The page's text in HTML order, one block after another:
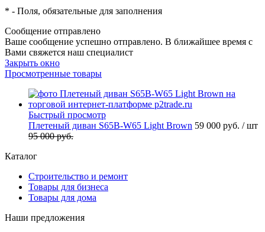
* - Поля, обязательные для заполнения
Сообщение отправлено
Ваше сообщение успешно отправлено. В ближайшее время с
Вами свяжется наш специалист
Закрыть окно
Просмотренные товары
Быстрый просмотр
Плетеный диван S65B-W65 Light Brown 59 000 руб. / шт
95 000 руб.
Каталог
Строительство и ремонт
Товары для бизнеса
Товары для дома
Наши предложения